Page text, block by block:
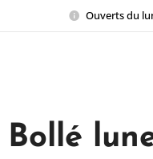
Ouverts du
Bollé